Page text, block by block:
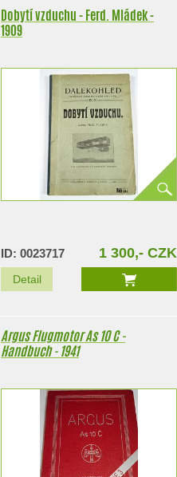
Dobytí vzduchu - Ferd. Mládek -
1909
ID: 0023717 1 300,- CZK
Detail
Argus Flugmotor As 10 C -
Handbuch - 1941